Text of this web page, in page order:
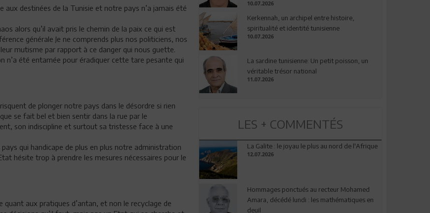
aux destinées de la Tunisie et notre pays n’a jamais été
alors qu’il avait pris le chemin de la paix ce qui est
générale Je ne comprends plus nos politiciens, nos
mutisme par rapport à ce danger qui nous guette.
n’a été entamée pour éradiquer cette tare pesante qui
de plonger notre pays dans le désordre si rien
se fait bel et bien sentir dans la rue par le
son indiscipline et surtout sa tristesse face à une
qui handicape de plus en plus notre administration
hésite trop à prendre les mesures nécessaires pour le
aux pratiques d’antan, et non le recyclage de
10.07.2026
Kerkennah, un archipel entre histoire,
spiritualité et identité tunisienne
10.07.2026
La sardine tunisienne: Un petit poisson, un
véritable trésor national
11.07.2026
LES + COMMENTÉS
La Galite : le joyau le plus au nord de l'Afrique
12.07.2026
Hommages ponctués au recteur Mohamed
Amara, décédé lundi : les mathématiques en
deuil